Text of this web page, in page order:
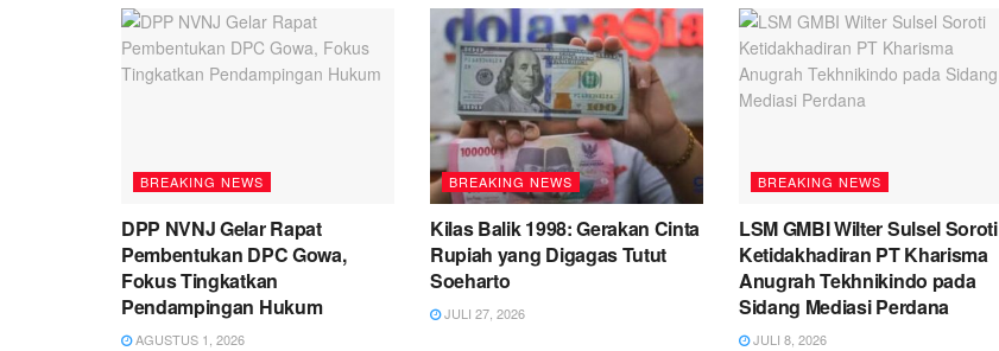
BREAKING NEWS
DPP NVNJ Gelar Rapat
Pembentukan DPC Gowa,
Fokus Tingkatkan
Pendampingan Hukum
AGUSTUS 1, 2026
BREAKING NEWS
Kilas Balik 1998: Gerakan Cinta
Rupiah yang Digagas Tutut
Soeharto
JULI 27, 2026
BREAKING NEWS
LSM GMBI Wilter Sulsel Soroti
Ketidakhadiran PT Kharisma
Anugrah Tekhnikindo pada
Sidang Mediasi Perdana
JULI 8, 2026